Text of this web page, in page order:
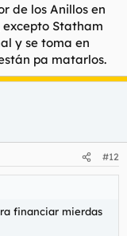
de los Anillos en
excepto Statham
y se toma en
pa matarlos.
#12
financiar mierdas